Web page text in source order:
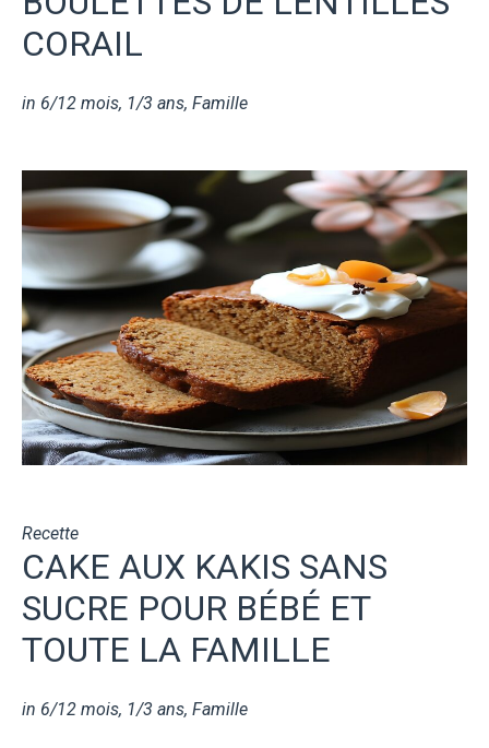
CORAIL
in 6/12 mois, 1/3 ans, Famille
Recette
CAKE AUX KAKIS SANS
SUCRE POUR BÉBÉ ET
TOUTE LA FAMILLE
in 6/12 mois, 1/3 ans, Famille